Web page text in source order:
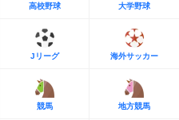
高校野球 大学野球
Jリーグ 海外サッカー
競馬 地方競馬